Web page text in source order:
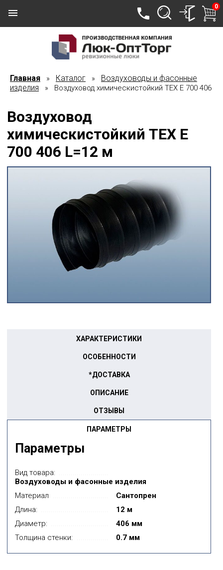
0
Главная » Каталог » Воздуховоды и фасонные
изделия » Воздуховод химическистойкий TEX E 700 406
Воздуховод
химическистойкий TEX E
700 406 L=12 м
ПАРАМЕТРЫ
ХАРАКТЕРИСТИКИ
ОСОБЕННОСТИ
*ДОСТАВКА
ОПИСАНИЕ
ОТЗЫВЫ
Параметры
Вид товара:
Воздуховоды и фасонные изделия
Материал
Сантопрен
Длина:
12 м
Диаметр:
406 мм
Толщина стенки:
0.7 мм